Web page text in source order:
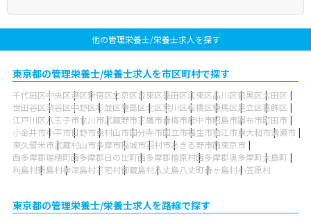
他の管理栄養士/栄養士求人を探す
東京都の管理栄養士/栄養士求人を市区町村で探す
千代田区中央区港区新宿区文京区台東区墨田区江東区品川区目黒区大田区
世田谷区渋谷区中野区杉並区豊島区北区荒川区板橋区練馬区足立区葛飾区
江戸川区八王子市立川市武蔵野市三鷹市青梅市府中市昭島市調布市町田市
小金井市小平市日野市東村山市国分寺市国立市福生市狛江市東大和市清瀬市
東久留米市武蔵村山市多摩市稲城市羽村市あきる野市西東京市
西多摩郡瑞穂町西多摩郡日の出町西多摩郡檜原村西多摩郡奥多摩町大島町
利島村新島村神津島村三宅村御蔵島村八丈島八丈町青ヶ島村小笠原村
東京都の管理栄養士/栄養士求人を路線で探す